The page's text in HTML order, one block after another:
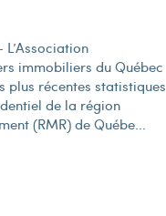
immobiliers du Québec
plus récentes statistiques
de la région
(RMR) de Québe...